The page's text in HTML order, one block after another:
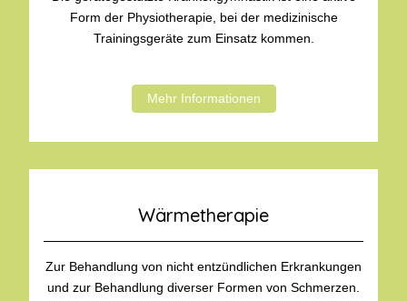
Form der Physiotherapie, bei der medizinische
Trainingsgeräte zum Einsatz kommen.
Mehr Informationen
Wärmetherapie
Zur Behandlung von nicht entzündlichen Erkrankungen
und zur Behandlung diverser Formen von Schmerzen.